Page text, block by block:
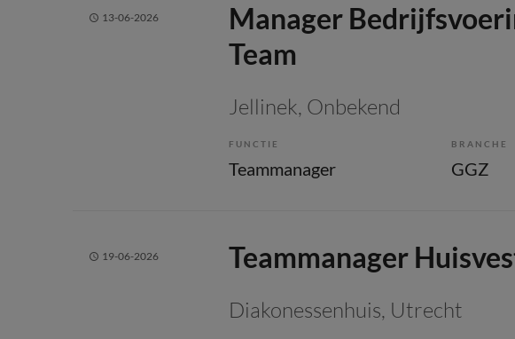
13-06-2026
Manager
Team
Jellinek, Onbekend
FUNCTIE
Teammanager
BRANCHE
GGZ
19-06-2026 Teammanager
Diakonessenhuis, Utrecht